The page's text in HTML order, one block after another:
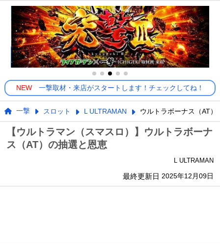
NEW 一撃取材・来店がスタートします！チェックしてね！
一撃 スロット L ULTRAMAN ウルトラボーナス（AT）
【ウルトラマン（スマスロ）】ウルトラボーナ
ス（AT）の抽選と恩恵
L ULTRAMAN
最終更新日 2025年12月09日